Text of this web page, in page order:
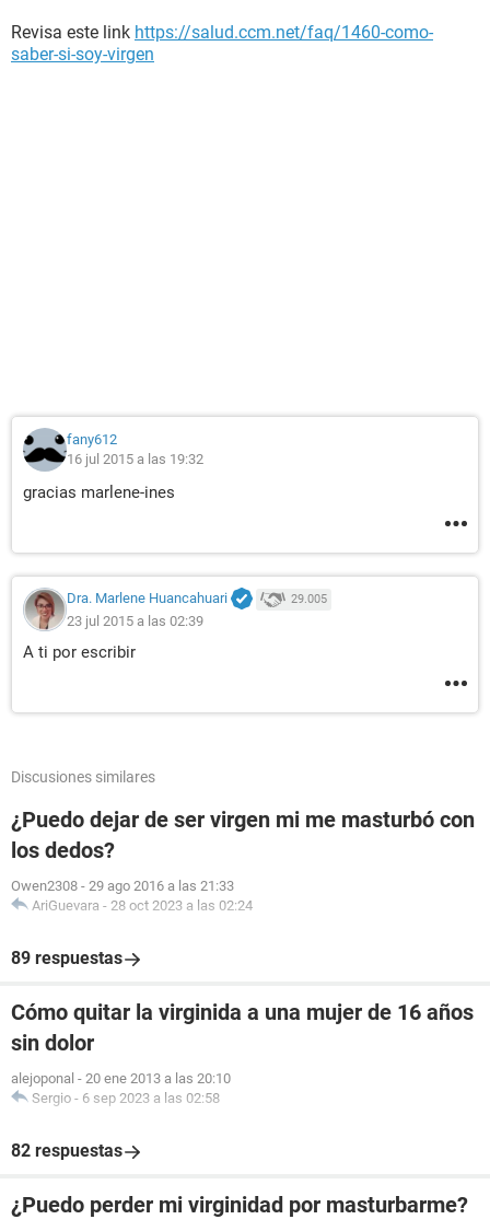
Revisa este link https://salud.ccm.net/faq/1460-como-
saber-si-soy-virgen
fany612
16 jul 2015 a las 19:32
gracias marlene-ines
Dra. Marlene Huancahuari 29.005
23 jul 2015 a las 02:39
A ti por escribir
Discusiones similares
¿Puedo dejar de ser virgen mi me masturbó con
los dedos?
Owen2308 - 29 ago 2016 a las 21:33
AriGuevara - 28 oct 2023 a las 02:24
89 respuestas
Cómo quitar la virginida a una mujer de 16 años
sin dolor
alejoponal - 20 ene 2013 a las 20:10
Sergio - 6 sep 2023 a las 02:58
82 respuestas
¿Puedo perder mi virginidad por masturbarme?